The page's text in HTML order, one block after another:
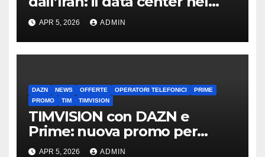
mirino
APR 5, 2026 ADMIN
DAZN NEWS OFFERTE OPERATORI TELEFONICI
PRIME
PROMO
TIM TIMVISION
TIMVISION con DAZN e
Prime: nuova promo per
clienti TIM
APR 5, 2026 ADMIN